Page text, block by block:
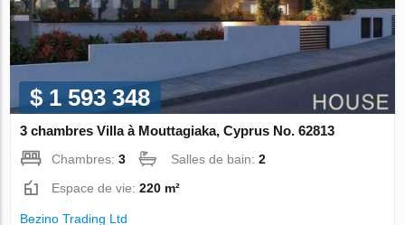
$ 1 593 348
3 chambres Villa à Mouttagiaka, Cyprus No. 62813
Chambres:3 Salles de bain:2
Espace de vie:220 m²
Bezino Trading Ltd